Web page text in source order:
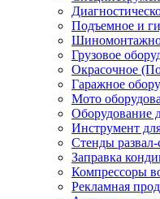
Подъемное и
Грузовое
Окрасочное
Гаражное
Мото
Оборудование
Инструмент
Стенды
Заправка
Компрессоры
Рекламная